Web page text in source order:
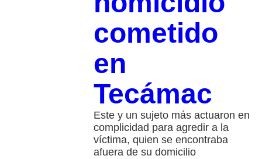
cometido
en
Tecámac
Este y un sujeto más actuaron en
complicidad para agredir a la
víctima, quien se encontraba
afuera de su domicilio